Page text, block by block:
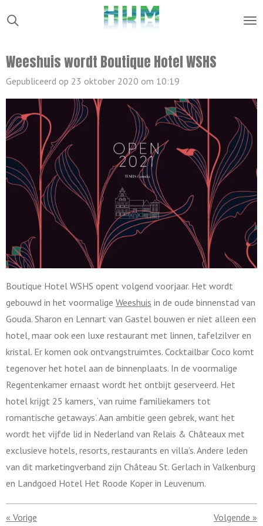
Ga
direct
de
hoofdinhoud
Weeshuis wordt Boutique Hotel WSHS
Gepubliceerd op 23 oktober 2020 om 10:19
Boutique Hotel WSHS opent volgend voorjaar. Het wordt
gebouwd in het voormalige Weeshuis in de oude binnenstad van
Gouda. Sharon en Lennart van Gastel bouwen er niet alleen een
hotel, maar ook een luxe restaurant met linnen, tafelzilver en
kristal. Er komen ook ontvangstruimtes. Cocktailbar Coco komt
tegenover het hotel aan de binnenplaats. In de voormalige
Regentenkamer ernaast wordt het ontbijt geserveerd. Het
hotel krijgt 25 kamers, ‘van ruime familiekamers tot
romantische getaways’. Aan ambitie geen gebrek, want het
wordt het vijfde lid in Nederland van Relais & Châteaux met
exclusieve hotels, resorts, restaurants en villa’s. Andere leden
van dit marketingverband zijn Château St. Gerlach in Valkenburg
en Landgoed Hotel Het Roode Koper in Leuvenum.
« Vorige Volgende »